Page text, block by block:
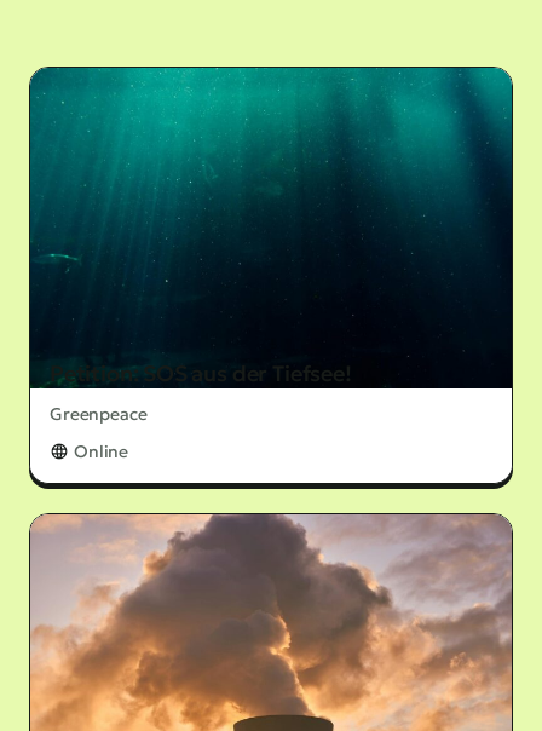
Petition: SOS aus der Tiefsee!
Greenpeace
Online